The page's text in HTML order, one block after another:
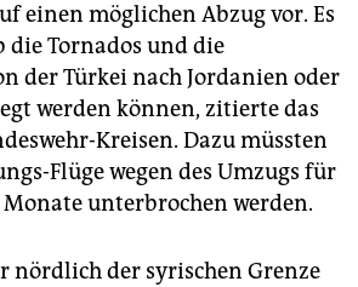
einen möglichen Abzug vor. Es
die Tornados und die
der Türkei nach Jordanien oder
werden können, zitierte das
Kreisen. Dazu müssten
Flüge wegen des Umzugs für
unterbrochen werden.
nördlich der syrischen Grenze